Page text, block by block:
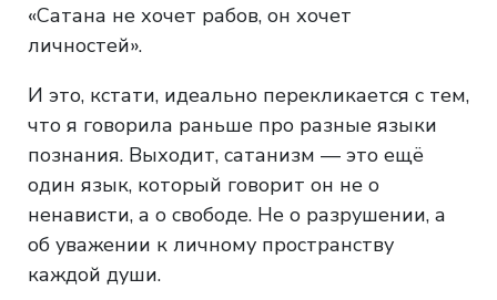
«Сатана не хочет рабов, он хочет
личностей».
И это, кстати, идеально перекликается с тем,
что я говорила раньше про разные языки
познания. Выходит, сатанизм — это ещё
один язык, который говорит он не о
ненависти, а о свободе. Не о разрушении, а
об уважении к личному пространству
каждой души.